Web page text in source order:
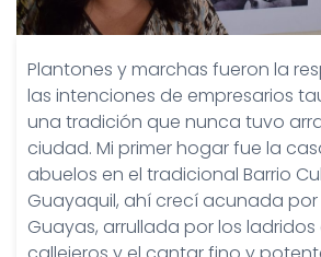
Plantones y marchas fueron la
las intenciones de empresarios
una tradición que nunca tuvo
ciudad. Mi primer hogar fue la
abuelos en el tradicional Barrio
Guayaquil, ahí crecí acunada por
Guayas, arrullada por los ladridos